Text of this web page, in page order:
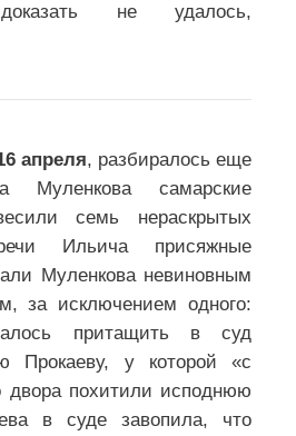
доказать не удалось,
апреля, разбиралось еще
самарские
семь нераскрытых
Ильича присяжные
Муленкова невиновным
за исключением одного:
притащить в суд
Прокаеву, у которой «с
двора похитили исподнюю
в суде завопила, что